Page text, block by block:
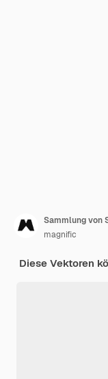
Sammlung von
magnific
Diese Vektoren